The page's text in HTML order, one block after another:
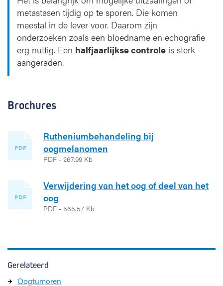
metastasen tijdig op te sporen. Die komen
meestal in de lever voor. Daarom zijn
onderzoeken zoals een bloedname en echografie
erg nuttig. Een halfjaarlijkse controle is sterk
aangeraden.
Brochures
PDF
Rutheniumbehandeling bij
oogmelanomen
PDF - 267.99 Kb
PDF
Verwijdering van het oog of deel van het
oog
PDF - 565.57 Kb
Gerelateerd
Oogtumoren